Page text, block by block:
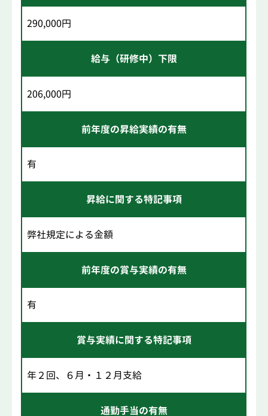
290,000円
給与（研修中）下限
206,000円
前年度の昇給実績の有無
有
昇給に関する特記事項
弊社規定による金額
前年度の賞与実績の有無
有
賞与実績に関する特記事項
年２回、６月・１２月支給
通勤手当の有無